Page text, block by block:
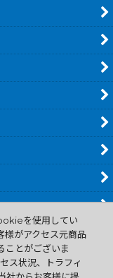
を使用してい
様がアクセス元商品
ことがございま
ス状況、トラフィ